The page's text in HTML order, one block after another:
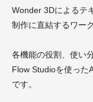
Wonder 3Dによるテ
制作に直結するワー
各機能の役割、使い
Flow Studioを使った
です。